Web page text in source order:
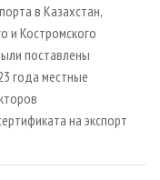
в Казахстан,
и Костромского
поставлены
года местные
на экспорт